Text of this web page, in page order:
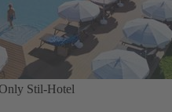
Stil-Hotel